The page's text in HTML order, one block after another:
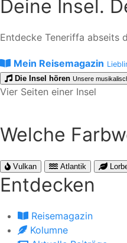
Deine Insel.
Entdecke Teneriffa abseits
Mein Reisemagazin
Die Insel hören Unsere
Vier Seiten einer Insel
Welche
Vulkan Atlantik
Entdecken
Reisemagazin
Kolumne